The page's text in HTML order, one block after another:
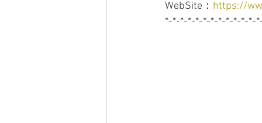
WebSite： https://
*-*-*-*-*-*-*-*-*-*-*-*-